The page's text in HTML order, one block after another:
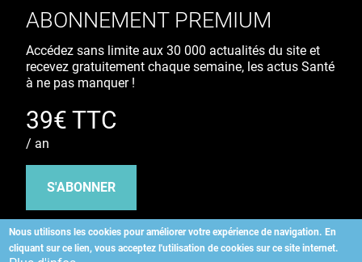
Nous utilisons les cookies pour améliorer votre expérience de navigation. En
cliquant sur ce lien, vous acceptez l'utilisation de cookies sur ce site internet.
ABONNEMENT PREMIUM
Accédez sans limite aux 30 000 actualités du site et
recevez gratuitement chaque semaine, les actus Santé
à ne pas manquer !
39€ TTC
/ an
S'ABONNER
Copyright©2026 ALLIEDHEALTH